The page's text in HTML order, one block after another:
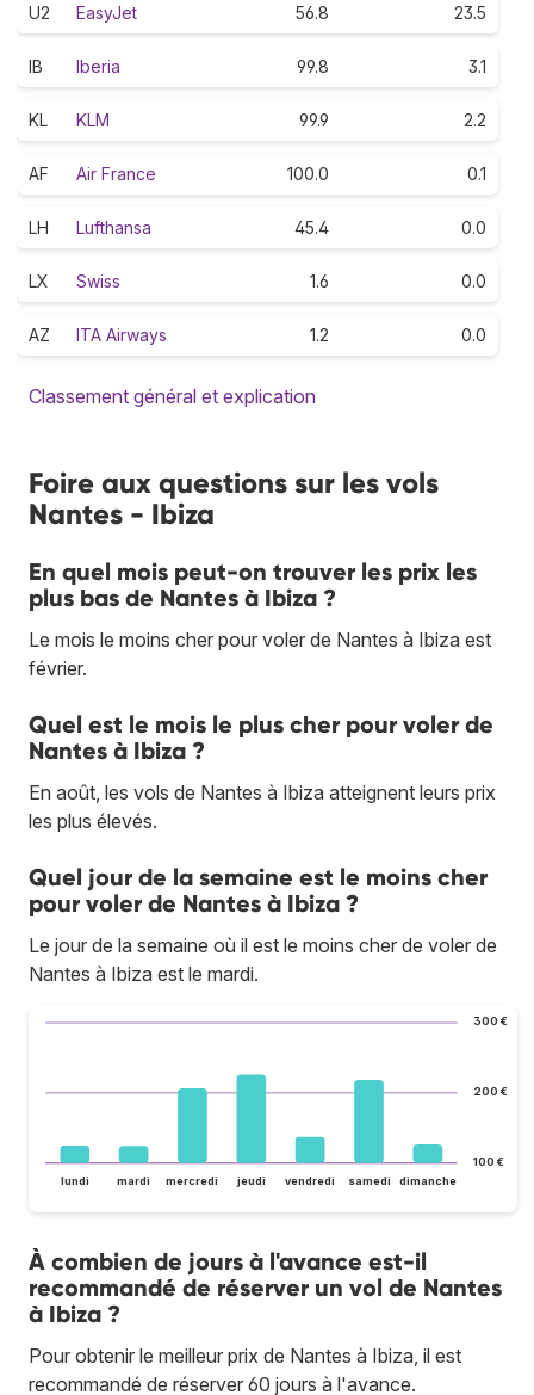
U2 EasyJet 56.8 23.5
IB Iberia 99.8 3.1
KL KLM 99.9 2.2
AF Air France 100.0 0.1
LH Lufthansa 45.4 0.0
LX Swiss 1.6 0.0
AZ ITA Airways 1.2 0.0
Classement général et explication
Foire aux questions sur les vols
Nantes - Ibiza
En quel mois peut-on trouver les prix les
plus bas de Nantes à Ibiza ?
Le mois le moins cher pour voler de Nantes à Ibiza est
février.
Quel est le mois le plus cher pour voler de
Nantes à Ibiza ?
En août, les vols de Nantes à Ibiza atteignent leurs prix
les plus élevés.
Quel jour de la semaine est le moins cher
pour voler de Nantes à Ibiza ?
Le jour de la semaine où il est le moins cher de voler de
Nantes à Ibiza est le mardi.
100 €
200 €
300 €
lundi mardi mercredi jeudi vendredi samedi dimanche
À combien de jours à l'avance est-il
recommandé de réserver un vol de Nantes
à Ibiza ?
Pour obtenir le meilleur prix de Nantes à Ibiza, il est
recommandé de réserver 60 jours à l'avance.